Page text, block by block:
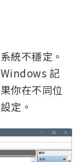
統不穩定。
記
你在不同位
定。